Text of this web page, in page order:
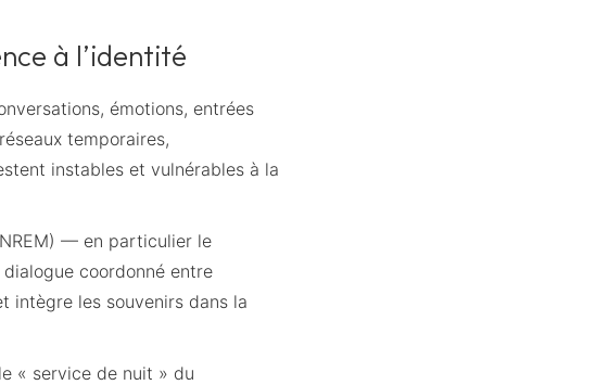
à l’identité
émotions, entrées
temporaires,
instables et vulnérables à la
— en particulier le
coordonné entre
intègre les souvenirs dans la
« service de nuit » du